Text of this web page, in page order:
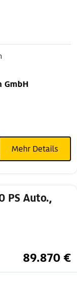
GmbH
Mehr Details
PS Auto.,
89.870 €